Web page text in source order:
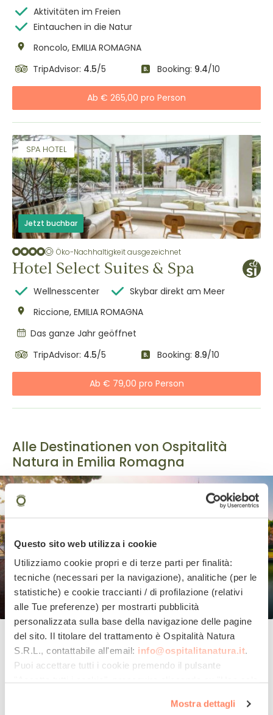
Questo sito web utilizza i cookie
Utilizziamo cookie propri e di terze parti per finalità:
tecniche (necessari per la navigazione), analitiche (per le
statistiche) e cookie traccianti / di profilazione (relativi
alle Tue preferenze) per mostrarti pubblicità
personalizzata sulla base della navigazione delle pagine
del sito. Il titolare del trattamento è Ospitalità Natura
S.R.L., contattabile all'email: info@ospitalitanatura.it.
Puoi accettare tutti i cookie premendo il pulsante
clic su "Personalizza". Al fine di revocare il consenso
Mostra dettagli
Aktivitäten im Freien
Eintauchen in die Natur
Roncolo, EMILIA ROMAGNA
TripAdvisor: 4.5/5 Booking: 9.4/10
Ab € 265,00 pro Person
SPA HOTEL
Jetzt buchbar
Öko-Nachhaltigkeit ausgezeichnet
Hotel Select Suites & Spa
Wellnesscenter
Skybar direkt am Meer
Riccione, EMILIA ROMAGNA
Das ganze Jahr geöffnet
TripAdvisor: 4.5/5 Booking: 8.9/10
Ab € 79,00 pro Person
Alle Destinationen von Ospitalità
Natura in Emilia Romagna
Rimini
Ein Ort, an dem mandas Meer und den Strand
ganzjährig und danknachhaltiger Mobilitätim
langsamen Tempo erleben und genießen kann.
Weiterlesen ...